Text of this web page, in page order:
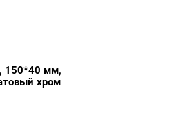
150*40 мм,
хром